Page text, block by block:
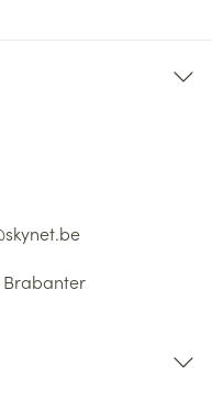
skynet.be
Brabanter